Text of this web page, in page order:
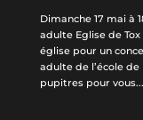
Dimanche 17 mai à
adulte Eglise de
église pour un
adulte de l’école
pupitres pour vous...